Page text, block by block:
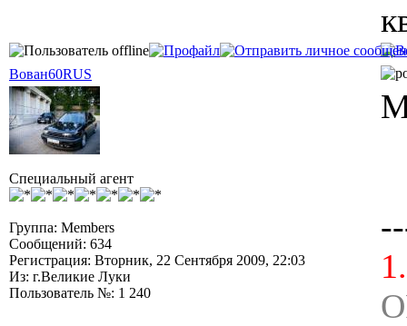
Вован60RUS
Специальный агент
Группа: Members
Сообщений: 634
Регистрация: Вторник, 22 Сентября 2009, 22:03
Из: г.Великие Луки
Пользователь №: 1 240